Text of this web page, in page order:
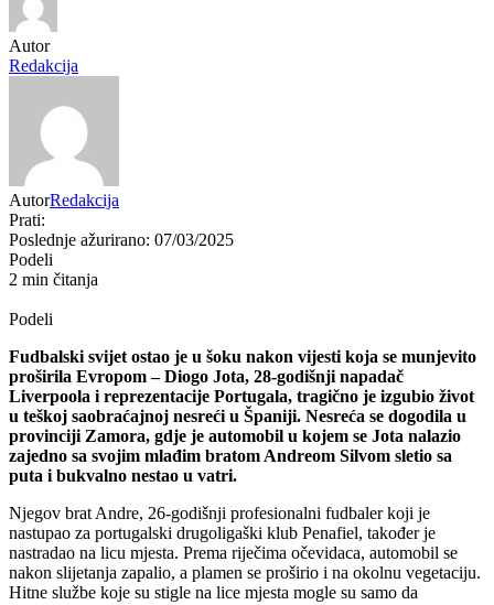
Autor
Redakcija
AutorRedakcija
Prati:
Poslednje ažurirano: 07/03/2025
Podeli
2 min čitanja
Podeli
Fudbalski svijet ostao je u šoku nakon vijesti koja se munjevito
proširila Evropom – Diogo Jota, 28-godišnji napadač
Liverpoola i reprezentacije Portugala, tragično je izgubio život
u teškoj saobraćajnoj nesreći u Španiji. Nesreća se dogodila u
provinciji Zamora, gdje je automobil u kojem se Jota nalazio
zajedno sa svojim mlađim bratom Andreom Silvom sletio sa
puta i bukvalno nestao u vatri.
Njegov brat Andre, 26-godišnji profesionalni fudbaler koji je
nastupao za portugalski drugoligaški klub Penafiel, također je
nastradao na licu mjesta. Prema riječima očevidaca, automobil se
nakon slijetanja zapalio, a plamen se proširio i na okolnu vegetaciju.
Hitne službe koje su stigle na lice mjesta mogle su samo da